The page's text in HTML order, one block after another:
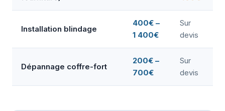
Installation blindage
400€ –
1 400€
Sur
devis
Dépannage coffre-fort
200€ –
700€
Sur
devis